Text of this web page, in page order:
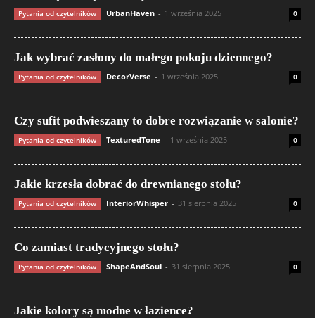
Pytania od czytelników UrbanHaven - 1 września 2025 0
Jak wybrać zasłony do małego pokoju dziennego?
Pytania od czytelników DecorVerse - 1 września 2025 0
Czy sufit podwieszany to dobre rozwiązanie w salonie?
Pytania od czytelników TexturedTone - 1 września 2025 0
Jakie krzesła dobrać do drewnianego stołu?
Pytania od czytelników InteriorWhisper - 31 sierpnia 2025 0
Co zamiast tradycyjnego stołu?
Pytania od czytelników ShapeAndSoul - 31 sierpnia 2025 0
Jakie kolory są modne w łazience?